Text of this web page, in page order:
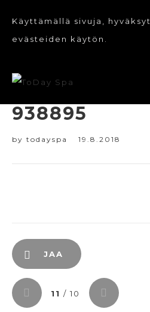
Käyttämällä sivuja, hyväksyt
evästeiden käytön.
938895
by todayspa 19.8.2018
JAA
11 / 10